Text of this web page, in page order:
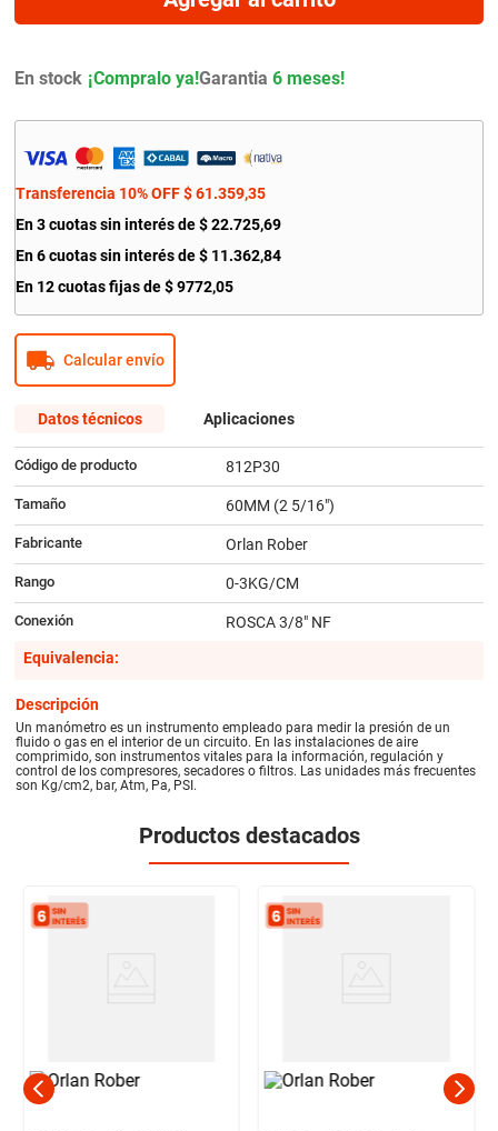
En stock Garantia 6 meses!
Transferencia 10% OFF $ 61.359,35
En 3 cuotas sin interés de $ 22.725,69
En 6 cuotas sin interés de$ 11.362,84
En 12 cuotas fijas de $ 9772,05
Calcular envío
Datos técnicos Aplicaciones
Código de producto 812P30
Tamaño 60MM (2 5/16")
Fabricante Orlan Rober
Rango 0-3KG/CM
Conexión
ROSCA 3/8" NF
Equivalencia:
Descripción
Un manómetro es un instrumento empleado para medir la presión de un
fluido o gas en el interior de un circuito. En las instalaciones de aire
comprimido, son instrumentos vitales para la información, regulación y
control de los compresores, secadores o filtros. Las unidades más frecuentes
son Kg/cm2, bar, Atm, Pa, PSI.
Productos destacados